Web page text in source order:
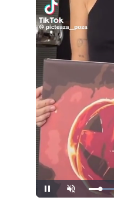
Pause Unmute